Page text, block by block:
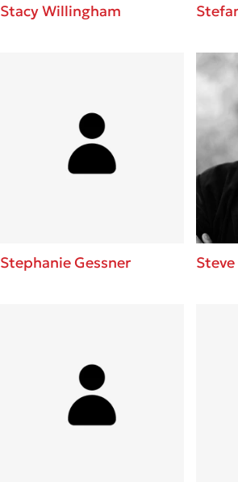
Stacy Willingham
Stephanie Gessner